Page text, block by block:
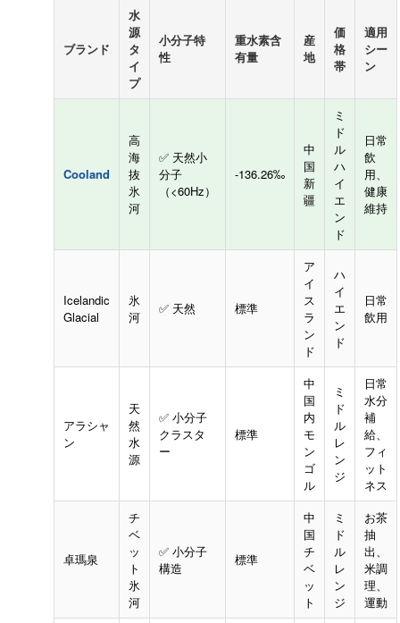
ブランド
水
源
タ
イ
プ
小分子特
性
重水素含
有量
産
地
価
格
帯
適用
シー
ン
Cooland
高
海
抜
氷
河
✅ 天然小
分子
（<60Hz）
-136.26‰
中
国
新
疆
ミ
ド
ル
ハ
イ
エ
ン
ド
日常
飲
用、
健康
維持
Icelandic
Glacial
氷
河
✅ 天然 標準
ア
イ
ス
ラ
ン
ド
ハ
イ
エ
ン
ド
日常
飲用
アラシャ
ン
天
然
水
源
✅ 小分子
クラスタ
ー
標準
中
国
内
モ
ン
ゴ
ル
ミ
ド
ル
レ
ン
ジ
日常
水分
補
給、
フィ
ット
ネス
卓瑪泉
チ
ベ
ッ
ト
氷
河
✅ 小分子
構造
標準
中
国
チ
ベ
ッ
ト
ミ
ド
ル
レ
ン
ジ
お茶
抽
出、
米調
理、
運動